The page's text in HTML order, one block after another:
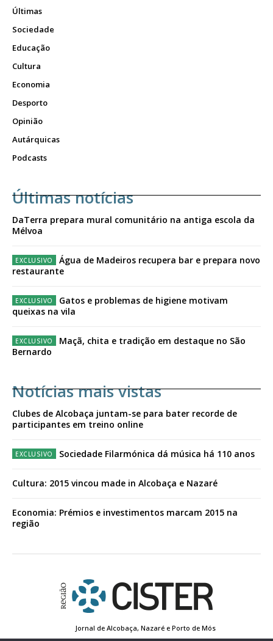
Últimas
Sociedade
Educação
Cultura
Economia
Desporto
Opinião
Autárquicas
Podcasts
Últimas notícias
DaTerra prepara mural comunitário na antiga escola da
Mélvoa
Água de Madeiros recupera bar e prepara novo
restaurante
Gatos e problemas de higiene motivam
queixas na vila
Maçã, chita e tradição em destaque no São
Bernardo
Notícias mais vistas
Clubes de Alcobaça juntam-se para bater recorde de
participantes em treino online
Sociedade Filarmónica dá música há 110 anos
Cultura: 2015 vincou made in Alcobaça e Nazaré
Economia: Prémios e investimentos marcam 2015 na
região
Jornal de Alcobaça, Nazaré e Porto de Mós